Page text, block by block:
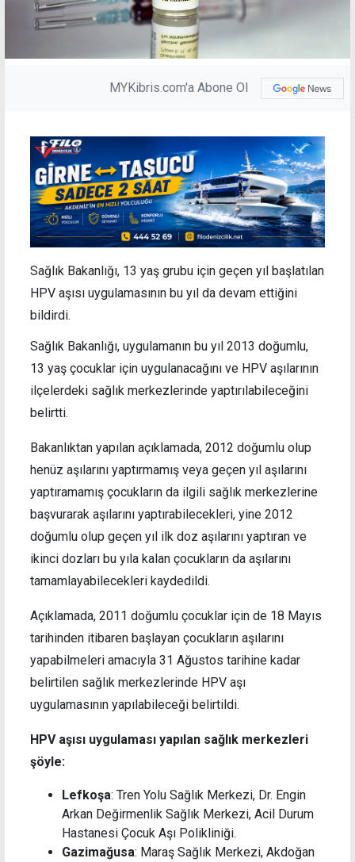
MYKibris.com'a Abone Ol
Sağlık Bakanlığı, 13 yaş grubu için geçen yıl başlatılan
HPV aşısı uygulamasının bu yıl da devam ettiğini
bildirdi.
Sağlık Bakanlığı, uygulamanın bu yıl 2013 doğumlu,
13 yaş çocuklar için uygulanacağını ve HPV aşılarının
ilçelerdeki sağlık merkezlerinde yaptırılabileceğini
belirtti.
Bakanlıktan yapılan açıklamada, 2012 doğumlu olup
henüz aşılarını yaptırmamış veya geçen yıl aşılarını
yaptıramamış çocukların da ilgili sağlık merkezlerine
başvurarak aşılarını yaptırabilecekleri, yine 2012
doğumlu olup geçen yıl ilk doz aşılarını yaptıran ve
ikinci dozları bu yıla kalan çocukların da aşılarını
tamamlayabilecekleri kaydedildi.
Açıklamada, 2011 doğumlu çocuklar için de 18 Mayıs
tarihinden itibaren başlayan çocukların aşılarını
yapabilmeleri amacıyla 31 Ağustos tarihine kadar
belirtilen sağlık merkezlerinde HPV aşı
uygulamasının yapılabileceği belirtildi.
HPV aşısı uygulaması yapılan sağlık merkezleri
şöyle:
Lefkoşa: Tren Yolu Sağlık Merkezi, Dr. Engin
Arkan Değirmenlik Sağlık Merkezi, Acil Durum
Hastanesi Çocuk Aşı Polikliniği.
Gazimağusa: Maraş Sağlık Merkezi, Akdoğan